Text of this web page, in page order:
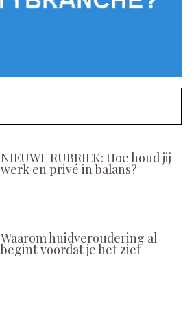
NIEUWE RUBRIEK: Hoe houd jij
werk en privé in balans?
Waarom huidveroudering al
begint voordat je het ziet